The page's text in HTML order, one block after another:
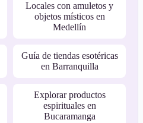
Locales con amuletos y
objetos místicos en
Medellín
Guía de tiendas esotéricas
en Barranquilla
Explorar productos
espirituales en
Bucaramanga